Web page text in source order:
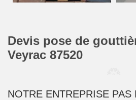
Devis pose de
Veyrac 87520
NOTRE ENTREPRISE PAS